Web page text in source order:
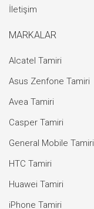
İletişim
MARKALAR
Alcatel Tamiri
Asus Zenfone Tamiri
Avea Tamiri
Casper Tamiri
General Mobile Tamiri
HTC Tamiri
Huawei Tamiri
iPhone Tamiri